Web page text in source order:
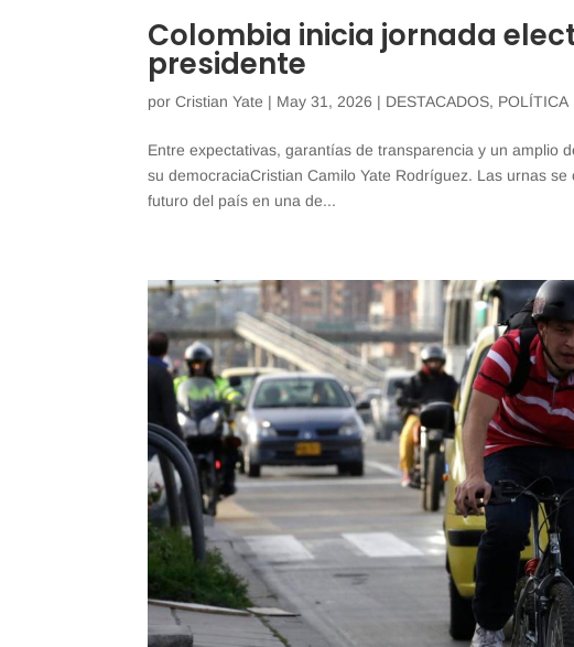
Colombia inicia jornada
presidente
porCristian Yate | May 31, 2026 | DESTACADOS, POLÍTICA
Entre expectativas, garantías de transparencia y un amplio
su democraciaCristian Camilo Yate Rodríguez. Las urnas
futuro del país en una de...